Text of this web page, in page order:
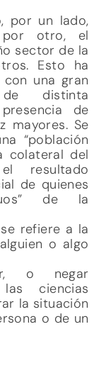
por un lado,
por otro, el
sector de la
Esto ha
una gran
distinta
de
mayores. Se
“población
colateral del
resultado
de quienes
de la
refiere a la
o algo
o negar
ciencias
la situación
o de un